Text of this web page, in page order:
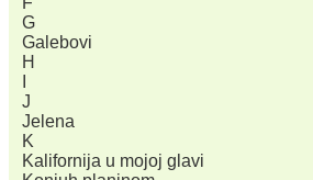
G
Galebovi
H
J
Jelena
K
Kalifornija u mojoj glavi